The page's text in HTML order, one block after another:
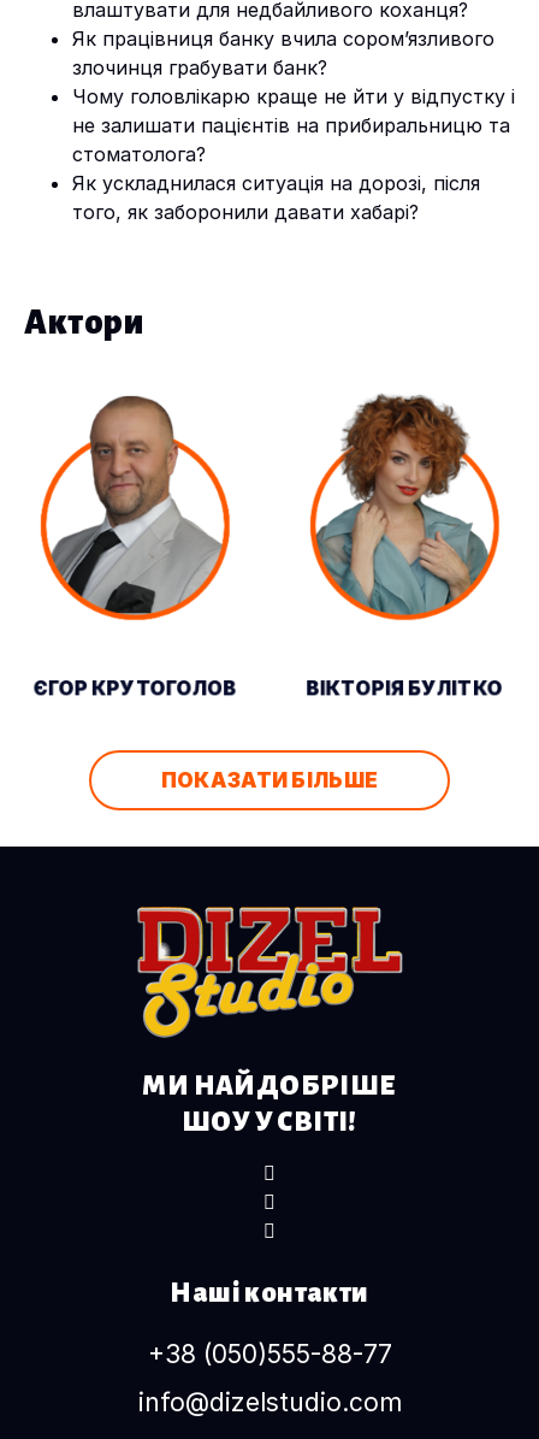
влаштувати для недбайливого коханця?
Як працівниця банку вчила сором’язливого
злочинця грабувати банк?
Чому головлікарю краще не йти у відпустку і
не залишати пацієнтів на прибиральницю та
стоматолога?
Як ускладнилася ситуація на дорозі, після
того, як заборонили давати хабарі?
Актори
ЄГОР КРУТОГОЛОВ ВІКТОРІЯ БУЛІТКО
ПОКАЗАТИ БІЛЬШЕ
МИ НАЙДОБРІШЕ
ШОУ У СВІТІ!
Наші контакти
+38 (050)555-88-77
info@dizelstudio.com